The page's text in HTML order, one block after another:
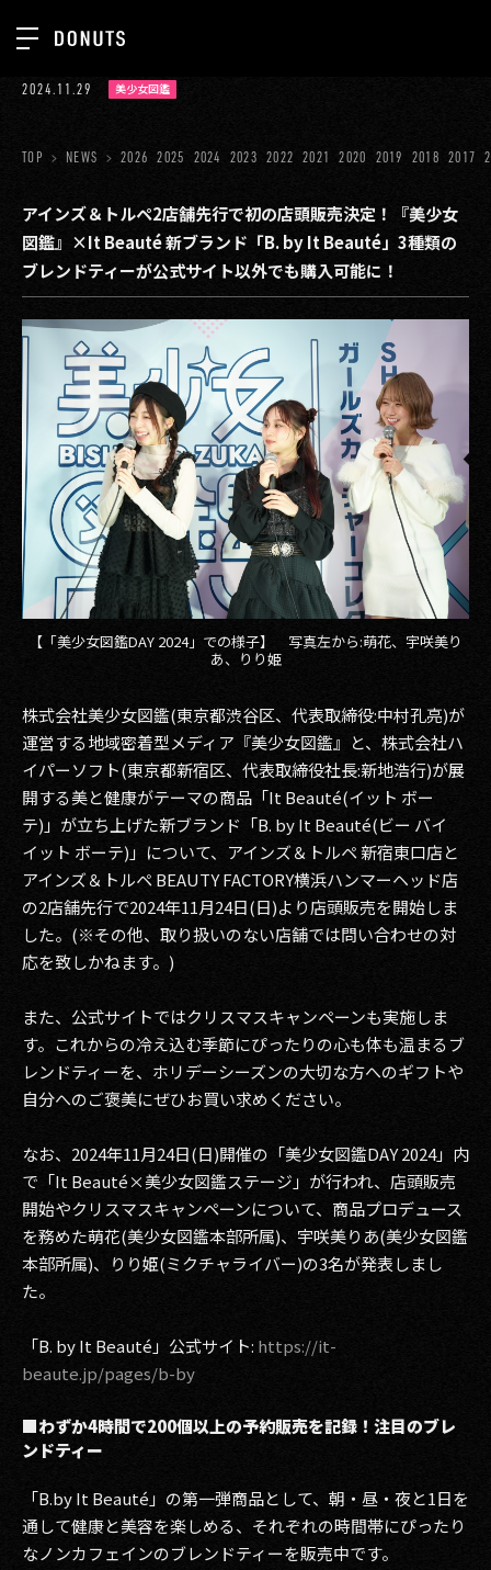
ジョブカン
ゲーム
ミクチャ
医療(CLIUS)
出版メディア
美少女図鑑
イベント
タテドラ
その他事業
2026
2025
2023
2022
2021
2020
2019
2017
2016
2014
2013
2012
2010
TOP
ABOUT
SERVICES
GROUP
RECRUIT
CONTACT
PRIVACY POLICY
2024.11.29 美少女図鑑
TOP NEWS 2026 2025 2024 2023 2022 2021 2020 2019 2018 2017
アインズ＆トルペ2店舗先行で初の店頭販売決定！『美少女
図鑑』×It Beauté 新ブランド「B. by It Beauté」3種類の
ブレンドティーが公式サイト以外でも購入可能に！
【「美少女図鑑DAY 2024」での様子】 写真左から:萌花、宇咲美り
あ、りり姫
株式会社美少女図鑑(東京都渋谷区、代表取締役:中村孔亮)が
運営する地域密着型メディア『美少女図鑑』と、株式会社ハ
イパーソフト(東京都新宿区、代表取締役社長:新地浩行)が展
開する美と健康がテーマの商品「It Beauté(イット ボー
テ)」が立ち上げた新ブランド「B. by It Beauté(ビー バイ
イット ボーテ)」について、アインズ＆トルペ 新宿東口店と
アインズ＆トルペ BEAUTY FACTORY横浜ハンマーヘッド店
の2店舗先行で2024年11月24日(日)より店頭販売を開始しま
した。(※その他、取り扱いのない店舗では問い合わせの対
応を致しかねます。)
また、公式サイトではクリスマスキャンペーンも実施しま
す。これからの冷え込む季節にぴったりの心も体も温まるブ
レンドティーを、ホリデーシーズンの大切な方へのギフトや
自分へのご褒美にぜひお買い求めください。
なお、2024年11月24日(日)開催の「美少女図鑑DAY 2024」内
で「It Beauté×美少女図鑑ステージ」が行われ、店頭販売
開始やクリスマスキャンペーンについて、商品プロデュース
を務めた萌花(美少女図鑑本部所属)、宇咲美りあ(美少女図鑑
本部所属)、りり姫(ミクチャライバー)の3名が発表しまし
た。
「B. by It Beauté」公式サイト: https://it-
beaute.jp/pages/b-by
■わずか4時間で200個以上の予約販売を記録！注目のブレ
ンドティー
「B.by It Beauté」の第一弾商品として、朝・昼・夜と1日を
通して健康と美容を楽しめる、それぞれの時間帯にぴったり
なノンカフェインのブレンドティーを販売中です。